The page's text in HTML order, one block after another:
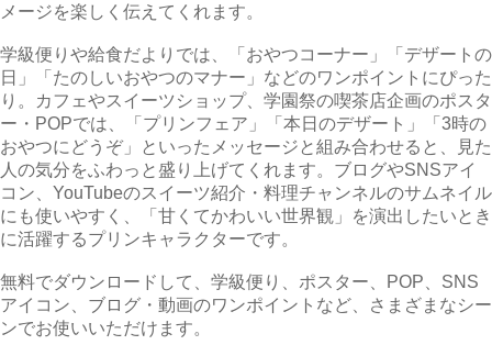
メージを楽しく伝えてくれます。
学級便りや給食だよりでは、「おやつコーナー」「デザートの
日」「たのしいおやつのマナー」などのワンポイントにぴった
り。カフェやスイーツショップ、学園祭の喫茶店企画のポスタ
ー・POPでは、「プリンフェア」「本日のデザート」「3時の
おやつにどうぞ」といったメッセージと組み合わせると、見た
人の気分をふわっと盛り上げてくれます。ブログやSNSアイ
コン、YouTubeのスイーツ紹介・料理チャンネルのサムネイル
にも使いやすく、「甘くてかわいい世界観」を演出したいとき
に活躍するプリンキャラクターです。
無料でダウンロードして、学級便り、ポスター、POP、SNS
アイコン、ブログ・動画のワンポイントなど、さまざまなシー
ンでお使いいただけます。